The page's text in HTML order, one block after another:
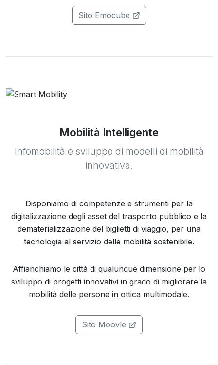
Sito Emocube
Mobilità Intelligente
Infomobilità e sviluppo di modelli di mobilità
innovativa.
Disponiamo di competenze e strumenti per la
digitalizzazione degli asset del trasporto pubblico e la
dematerializzazione del biglietti di viaggio, per una
tecnologia al servizio delle mobilità sostenibile.
Affianchiamo le città di qualunque dimensione per lo
sviluppo di progetti innovativi in grado di migliorare la
mobilità delle persone in ottica multimodale.
Sito Moovle